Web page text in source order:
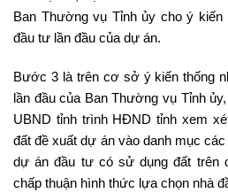
Ban Thường vụ Tỉnh ủy cho ý
đầu tư lần đầu của dự án.
Bước 3 là trên cơ sở ý kiến thống
lần đầu của Ban Thường vụ Tỉnh
UBND tỉnh trình HĐND tỉnh xem
đất đề xuất dự án vào danh mục
dự án đầu tư có sử dụng đất trên
chấp thuận hình thức lựa chọn nhà